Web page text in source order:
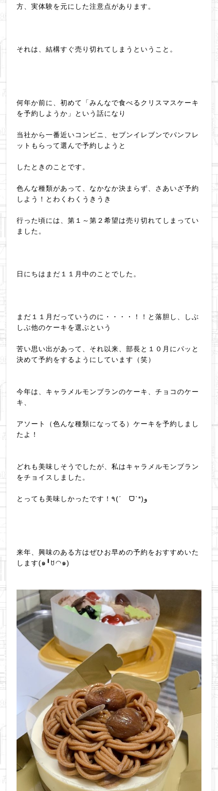
方、実体験を元にした注意点があります。
それは、結構すぐ売り切れてしまうということ。
何年か前に、初めて「みんなで食べるクリスマスケーキ
を予約しようか」という話になり
当社から一番近いコンビニ、セブンイレブンでパンフレ
ットもらって選んで予約しようと
したときのことです。
色んな種類があって、なかなか決まらず、さあいざ予約
しよう！とわくわくうきうき
行った頃には、第１～第２希望は売り切れてしまってい
ました。
日にちはまだ１１月中のことでした。
まだ１１月だっていうのに・・・・！！と落胆し、しぶ
しぶ他のケーキを選ぶという
苦い思い出があって、それ以来、部長と１０月にパッと
決めて予約をするようにしています（笑）
今年は、キャラメルモンブランのケーキ、チョコのケー
キ、
アソート（色んな種類になってる）ケーキを予約しまし
たよ！
どれも美味しそうでしたが、私はキャラメルモンブラン
をチョイスしました。
とっても美味しかったです！٩(ˊ ᗜˋ*)و
来年、興味のある方はぜひお早めの予約をおすすめいた
します(๑╹ꇴ◠๑)